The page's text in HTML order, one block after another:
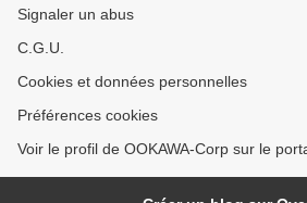
Signaler un abus
C.G.U.
Cookies et données personnelles
Préférences cookies
Voir le profil de OOKAWA-Corp sur le